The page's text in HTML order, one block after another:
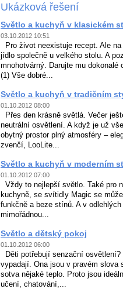
Ukázková řešení
Světlo a kuchyň v klasickém
03.10.2012 10:51
Pro život neexistuje recept. Ale
jídlo společně u velkého stolu. A
mnohotvárný. Darujte mu dokonalé
(1) Vše dobré...
Světlo a kuchyň v tradičním
01.10.2012 08:00
Přes den krásně světlá. Večer
neutrální osvětlení. A když je už
obytný prostor plný atmosféry –
zvenčí, LooLite...
Světlo a kuchyň v moderním
01.10.2012 07:00
Vždy to nejlepší světlo. Také pro
kuchyně, se svítidly Magic se
funkčně a beze stínů. A v
mimořádnou...
Světlo a dětský pokoj
01.10.2012 06:00
Děti potřebují senzační
vypadají. Ona jsou v pravém slova
sotva nějaké teplo. Proto jsou
učení, chatování,...